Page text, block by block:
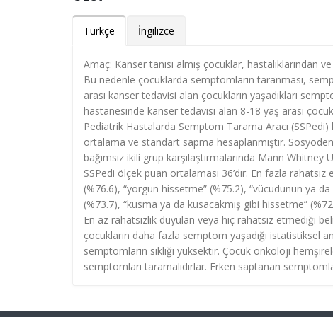
Türkçe İngilizce
Amaç: Kanser tanısı almış çocuklar,
Bu nedenle çocuklarda semptomların taranması,
arası kanser tedavisi alan çocukların yaşadıkları
hastanesinde kanser tedavisi alan 8-18 yaş arası
Pediatrik Hastalarda Semptom Tarama Aracı (SSPedi)
ortalama ve standart sapma hesaplanmıştır.
bağımsız ikili grup karşılaştırmalarında Mann
SSPedi ölçek puan ortalaması 36’dır. En fazla
(%76.6), “yorgun hissetme” (%75.2), “vücudunun ya
(%73.7), “kusma ya da kusacakmış gibi hissetme”
En az rahatsızlık duyulan veya hiç rahatsız etmediği
çocukların daha fazla semptom yaşadığı istatistiksel
semptomların sıklığı yüksektir. Çocuk onkoloji
semptomları taramalıdırlar. Erken saptanan